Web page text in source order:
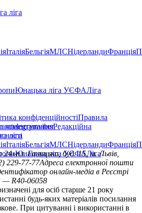
ліга
ІталіяБельгіяМЛСНідерландиФранція
Юнацька ліга УЄФАЛіга
конфіденційностіПравила
коментуванняРедакційна
telegramviber
ліга
ІталіяБельгіяМЛСНідерландиФранція
Юнацька ліга УЄФАЛіга
24»пл. Галицька, буд. 15, м. Львів,
229-77-77Адреса електронної пошти
онлайн-медіа в Реєстрі
— R40-06058
для осіб старше 21 року
будь-яких матеріалів посилання
При цитуванні і використанні в